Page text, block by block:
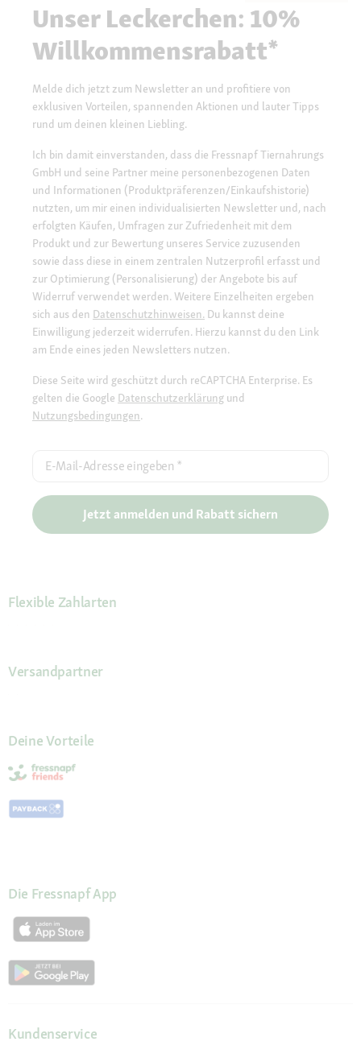
Unser Leckerchen: 10%
Willkommensrabatt*
Melde dich jetzt zum Newsletter an und profitiere von
exklusiven Vorteilen, spannenden Aktionen und lauter Tipps
rund um deinen kleinen Liebling.
Ich bin damit einverstanden, dass die Fressnapf Tiernahrungs
GmbH und seine Partner meine personenbezogenen Daten
und Informationen (Produktpräferenzen/Einkaufshistorie)
nutzten, um mir einen individualisierten Newsletter und, nach
erfolgten Käufen, Umfragen zur Zufriedenheit mit dem
Produkt und zur Bewertung unseres Service zuzusenden
sowie dass diese in einem zentralen Nutzerprofil erfasst und
zur Optimierung (Personalisierung) der Angebote bis auf
Widerruf verwendet werden. Weitere Einzelheiten ergeben
sich aus den Datenschutzhinweisen. Du kannst deine
Einwilligung jederzeit widerrufen. Hierzu kannst du den Link
am Ende eines jeden Newsletters nutzen.
Diese Seite wird geschützt durch reCAPTCHA Enterprise. Es
gelten die Google Datenschutzerklärung und
Nutzungsbedingungen.
E-Mail-Adresse eingeben *
Jetzt anmelden und Rabatt sichern
Flexible Zahlarten
Versandpartner
Deine Vorteile
Die Fressnapf App
Kundenservice